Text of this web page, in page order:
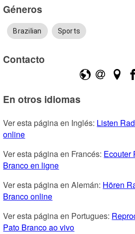
Géneros
Brazilian Sports
Contacto
En otros idiomas
Ver esta página en Inglés: Listen
online
Ver esta página en Francés: Ecouter
Branco en ligne
Ver esta página en Alemán: Hören
Branco online
Ver esta página en Portugues:
Pato Branco ao vivo